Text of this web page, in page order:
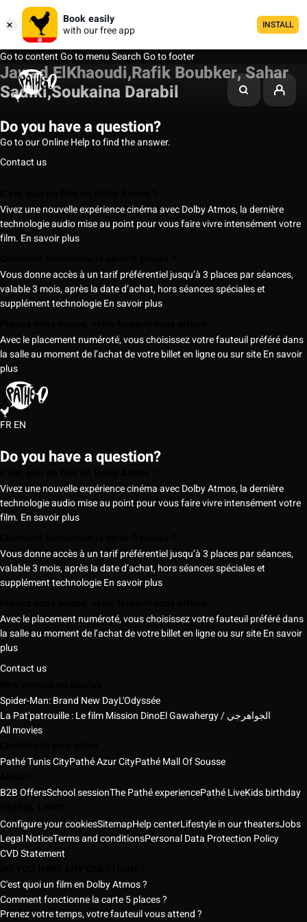
Book easily
with our free app
INSTALL
Go to contentGo to menuSearchGo to footer
Jawad ElKhaoudi,Rafik Boubker, Sahar
Sadiki,Soukaina Darabil
Do you have a question?
Go to our Online Help to find the answer.
Contact us
Vivez une nouvelle expérience cinéma avec Dolby Atmos, la dernière
technologie audio mise au point pour vous faire vivre intensément votre
film. En savoir plus
Vous donne accès à un tarif préférentiel jusqu’à 3 places par séances,
valable 3 mois, après la date d’achat, hors séances spéciales et
supplément technologieEn savoir plus
Avec le placement numéroté, vous choisissez votre fauteuil préféré dans
la salle au moment de l’achat de votre billet en ligne ou sur siteEn savoir
plus
FREN
Do you have a question?
Vivez une nouvelle expérience cinéma avec Dolby Atmos, la dernière
technologie audio mise au point pour vous faire vivre intensément votre
film. En savoir plus
Vous donne accès à un tarif préférentiel jusqu’à 3 places par séances,
valable 3 mois, après la date d’achat, hors séances spéciales et
supplément technologieEn savoir plus
Avec le placement numéroté, vous choisissez votre fauteuil préféré dans
la salle au moment de l’achat de votre billet en ligne ou sur siteEn savoir
plus
Contact us
Spider-Man: Brand New DayL'Odyssée
La Pat'patrouille : Le film Mission Dino
El Gawahergy / الجواهرجي
All movies
Pathé Tunis CityPathé Azur CityPathé Mall Of Sousse
B2B OffersSchool sessionThe Pathé experiencePathé LiveKids birthday
Configure your cookiesSitemapHelp centerLifestyle in our theatersJobs
Legal NoticeTerms and conditionsPersonal Data Protection Policy
CVD Statement
C'est quoi un film en Dolby Atmos ?
Comment fonctionne la carte 5 places ?
Prenez votre temps, votre fauteuil vous attend ?